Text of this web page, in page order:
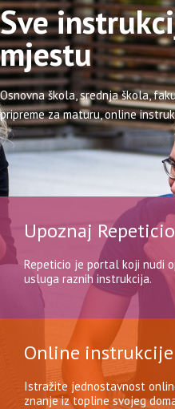
Sve
mjestu
Osnovna škola, srednja škola,
pripreme za maturu, online
Upoznaj Repeticio
Repeticio je portal koji nudi
usluga raznih instrukcija.
Online instrukcije
Istražite jednostavnost
znanje iz topline svojeg